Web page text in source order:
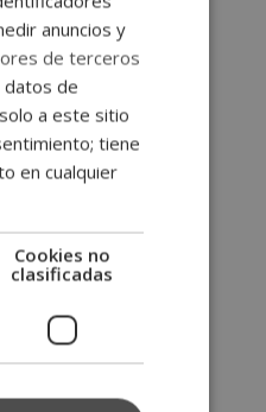
anuncios y
de terceros
datos de
a este sitio
tiene
en cualquier
Cookies no
clasificadas